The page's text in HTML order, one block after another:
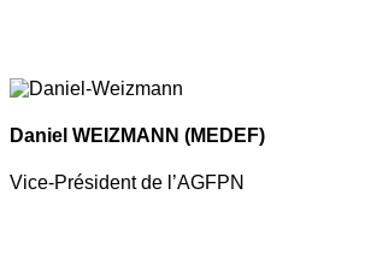
Daniel WEIZMANN (MEDEF)
Vice-Président de l’AGFPN